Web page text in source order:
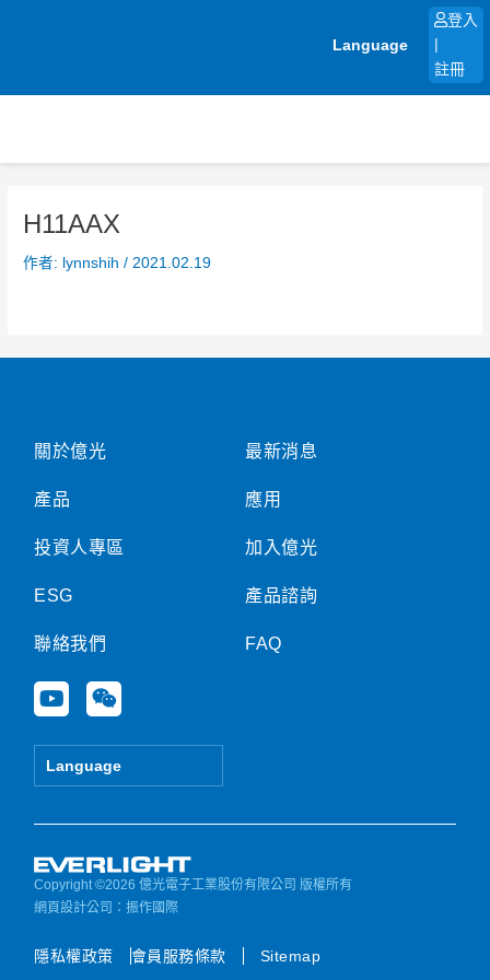
Language
登入
註冊
H11AAX
作者: lynnshih/ 2021.02.19
關於億光
產品
投資人專區
ESG
聯絡我們
Y
o
u
e
W
e
i
Language
最新消息
應用
加入億光
產品諮詢
FAQ
Copyright ©2026 億光電子工業股份有限公司 版權所有
網頁設計公司 ：振作國際
隱私權政策 會員服務條款 Sitemap